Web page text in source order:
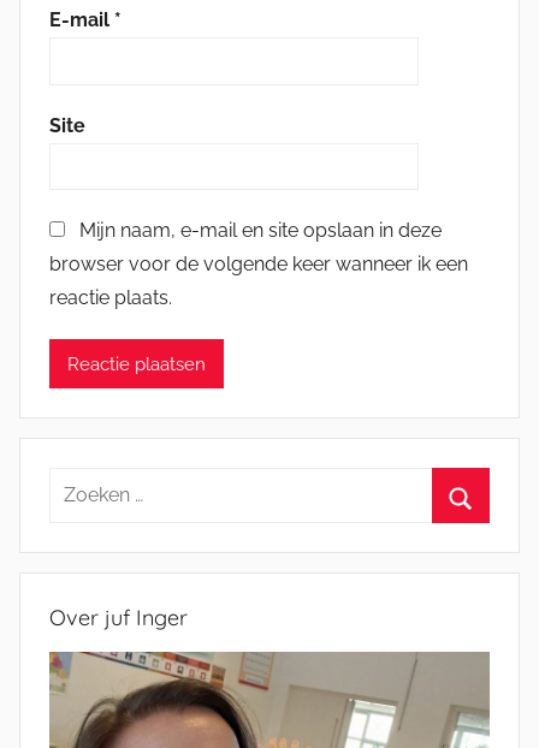
E-mail *
Site
Mijn naam, e-mail en site opslaan in deze
browser voor de volgende keer wanneer ik een
reactie plaats.
Zoeken
Over juf Inger